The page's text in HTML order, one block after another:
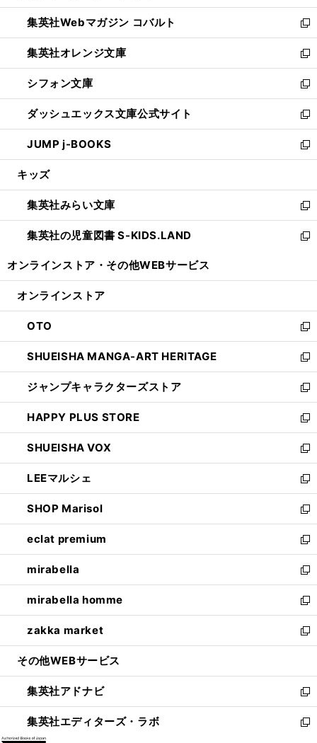
開
く
ウ
で
開
く
ン
ド
ウ
で
開
く
ウ
ィ
ン
ド
ウ
で
開
く
集英社Webマガジン コバルト
新
し
い
ウ
ィ
ン
ド
ウ
で
開
集英社オレンジ文庫
新
し
い
ウ
ィ
ン
ド
ウ
開
く
シフォン文庫
新
し
い
ウ
ィ
ン
ウ
で
開
く
ダッシュエックス文庫公式サイト
新
し
い
ウ
ン
ド
ウ
で
JUMP j-BOOKS
新
し
ウ
ィ
ン
ド
開
キッズ
集英社みらい文庫
新
し
い
ン
ウ
で
開
く
集英社の児童図書 S-KIDS.LAND
新
ウ
ン
ド
ウ
で
開
く
オンラインストア・ その他WEBサービス
オンラインストア
OTO
新
し
い
ウ
ィ
ン
ド
ウ
で
開
く
SHUEISHA MANGA-ART HERITAGE
新
し
い
ウ
ィ
ン
ド
ウ
で
開
く
ジャンプキャラクターズストア
新
し
い
ウ
ィ
ン
ド
ウ
で
開
く
HAPPY PLUS STORE
新
し
い
ウ
ィ
ン
ド
ウ
で
開
く
SHUEISHA VOX
新
し
い
ウ
ィ
ン
ド
ウ
で
開
く
LEEマルシェ
新
し
い
ウ
ィ
ン
ド
ウ
で
開
く
SHOP Marisol
新
し
い
ウ
ィ
ン
ド
ウ
で
開
eclat premium
新
し
い
ウ
ィ
ン
ド
ウ
開
く
mirabella
新
し
い
ウ
ィ
ン
ウ
で
開
く
mirabella homme
新
し
い
ウ
ン
ド
ウ
で
zakka market
新
し
ウ
ィ
ン
ド
その他WEBサービス
集英社アドナビ
新
し
い
集英社エディターズ・ラボ
新